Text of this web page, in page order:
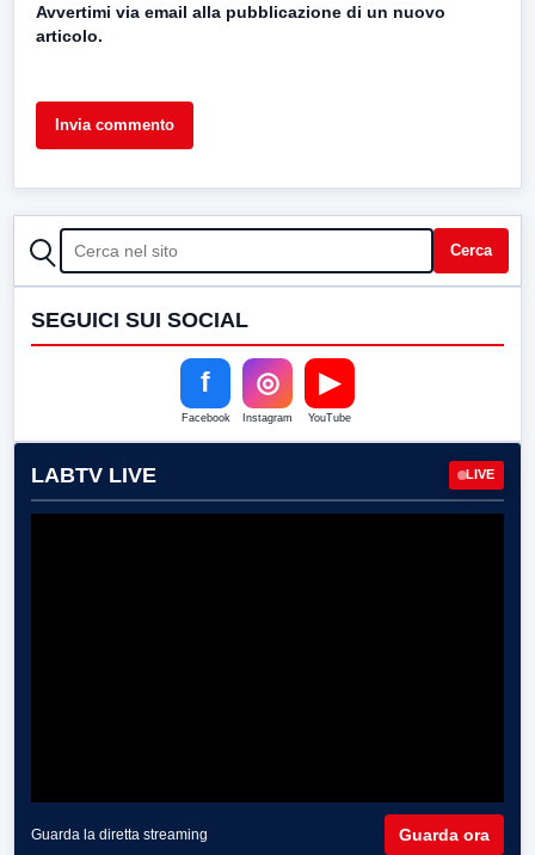
Avvertimi via email alla pubblicazione di un nuovo
articolo.
CERCA Cerca
SEGUICI SUI SOCIAL
f
Facebook
◎
Instagram
▶
YouTube
LABTV LIVE LIVE
Guarda la diretta streaming Guarda ora